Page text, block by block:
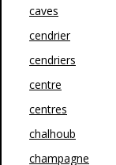
caves
cendrier
cendriers
centre
centres
chalhoub
champagne